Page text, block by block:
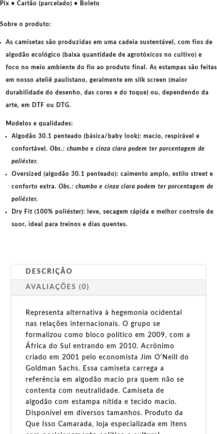
Pix • Cartão (parcelado) • Boleto
Sobre o produto:
As camisetas são produzidas em uma cadeia sustentável, com fios de
algodão ecológico (baixa quantidade de agrotóxicos no cultivo) e
foco no meio ambiente do fio ao produto final. As estampas são feitas
em nosso ateliê paulistano, geralmente em silk screen (maior
durabilidade do desenho, das cores e do toque) ou, dependendo da
arte, em DTF ou DTG.
Modelos e qualidades:
Algodão 30.1 penteado (básica/baby look): macio, respirável e
confortável. Obs.: chumbo e cinza clara podem ter porcentagem de
poliéster.
Oversized (algodão 30.1 penteado): caimento amplo, estilo street e
conforto extra. Obs.: chumbo e cinza clara podem ter porcentagem de
poliéster.
Dry Fit (100% poliéster): leve, secagem rápida e melhor controle de
suor, ideal para treinos e dias quentes.
DESCRIÇÃO
AVALIAÇÕES (0)
Representa alternativa à hegemonia ocidental
nas relações internacionais. O grupo se
formalizou como bloco político em 2009, com a
África do Sul entrando em 2010. Acrônimo
criado em 2001 pelo economista Jim O'Neill do
Goldman Sachs. Essa camiseta carrega a
referência em algodão macio pra quem não se
contenta com neutralidade. Camiseta de
algodão com estampa nítida e tecido macio.
Disponível em diversos tamanhos. Produto da
Que Isso Camarada, loja especializada em itens